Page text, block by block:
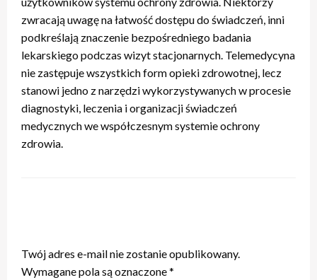
zwracają uwagę na łatwość dostępu do świadczeń, inni
podkreślają znaczenie bezpośredniego badania
lekarskiego podczas wizyt stacjonarnych. Telemedycyna
nie zastępuje wszystkich form opieki zdrowotnej, lecz
stanowi jedno z narzędzi wykorzystywanych w procesie
diagnostyki, leczenia i organizacji świadczeń
medycznych we współczesnym systemie ochrony
zdrowia.
Twój adres e-mail nie zostanie opublikowany.
Wymagane pola są oznaczone*